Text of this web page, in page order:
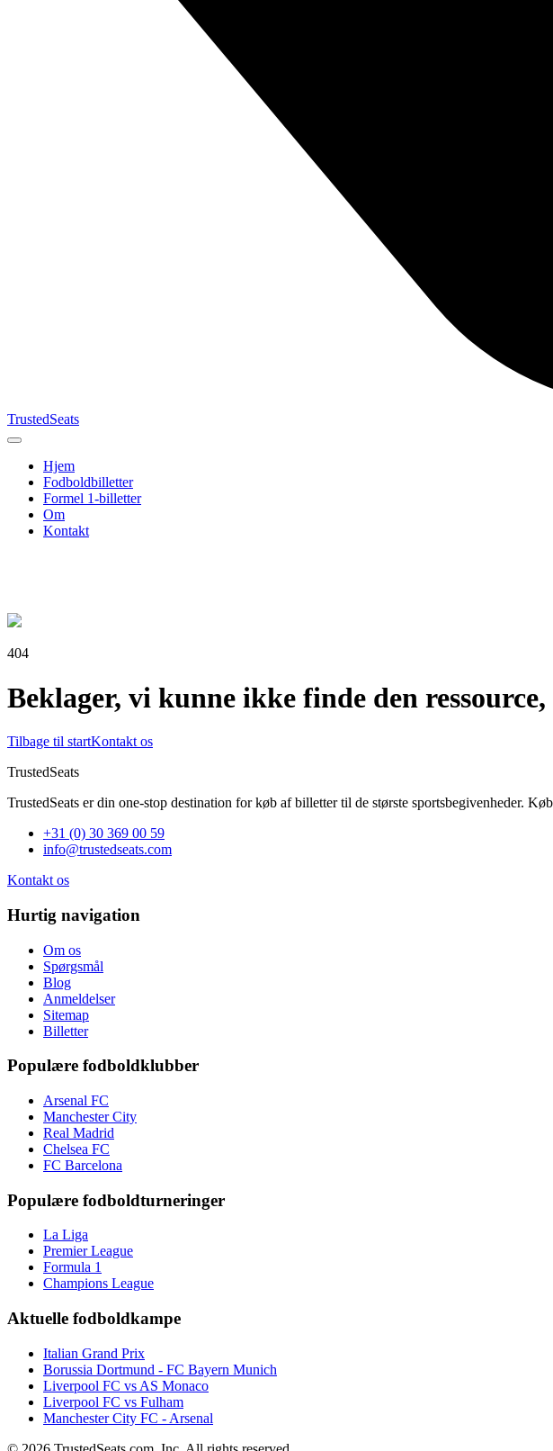
TrustedSeats
Hjem
Fodboldbilletter
Formel 1-billetter
Om
Kontakt
404
Beklager, vi kunne ikke finde den
Tilbage til startKontakt os
TrustedSeats
TrustedSeats er din one-stop destination for køb af billetter til de største sportsbegivenheder.
+31 (0) 30 369 00 59
info@trustedseats.com
Kontakt os
Hurtig navigation
Om os
Spørgsmål
Blog
Anmeldelser
Sitemap
Billetter
Populære fodboldklubber
Arsenal FC
Manchester City
Real Madrid
Chelsea FC
FC Barcelona
Populære fodboldturneringer
La Liga
Premier League
Formula 1
Champions League
Aktuelle fodboldkampe
Italian Grand Prix
Borussia Dortmund - FC Bayern Munich
Liverpool FC vs AS Monaco
Liverpool FC vs Fulham
Manchester City FC - Arsenal